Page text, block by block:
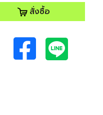
สั่งซื้อ